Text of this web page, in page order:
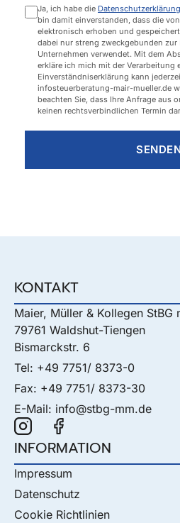
Ja, ich habe die Datenschutzerklärung
bin damit einverstanden, dass die
elektronisch erhoben und
dabei nur streng zweckgebunden
Unternehmen verwendet. Mit dem
erkläre ich mich mit der Verarbeitung
Einverständniserklärung kann
infosteuerberatung-mair-mueller.de
beachten Sie, dass Ihre Anfrage aus
keinen rechtsverbindlichen Termin
KONTAKT
Maier, Müller & Kollegen StBG
79761 Waldshut-Tiengen
Bismarckstr. 6
Tel: +49 7751/ 8373-0
Fax: +49 7751/ 8373-30
E-Mail: info@stbg-mm.de
INFORMATION
Impressum
Datenschutz
Cookie Richtlinien